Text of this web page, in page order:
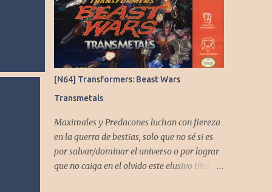
[N64] Transformers: Beast Wars
Transmetals
Maximales y Predacones luchan con fiereza
en la guerra de bestias, solo que no sé si es
por salvar/dominar el universo o por lograr
que no caiga en el olvido este elusivo título